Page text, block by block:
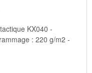
KX040 -
: 220 g/m2 -